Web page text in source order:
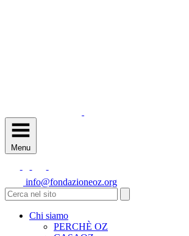
Menu
info@fondazioneoz.org
Chi siamo
PERCHÈ OZ